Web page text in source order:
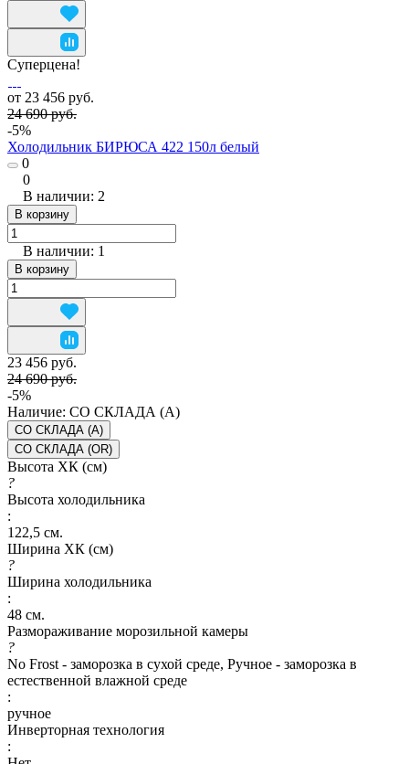
Суперцена!
от 23 456 руб.
24 690 руб.
-5%
Холодильник БИРЮСА 422 150л белый
0
0
В наличии: 2
В корзину
В наличии: 1
В корзину
23 456 руб.
24 690 руб.
-5%
Наличие: СО СКЛАДА (A)
СО СКЛАДА (A)
СО СКЛАДА (OR)
Высота ХК (см)
?
Высота холодильника
:
122,5 см.
Ширина ХК (см)
?
Ширина холодильника
:
48 см.
Размораживание морозильной камеры
?
No Frost - заморозка в сухой среде, Ручное - заморозка в
естественной влажной среде
:
ручное
Инверторная технология
: